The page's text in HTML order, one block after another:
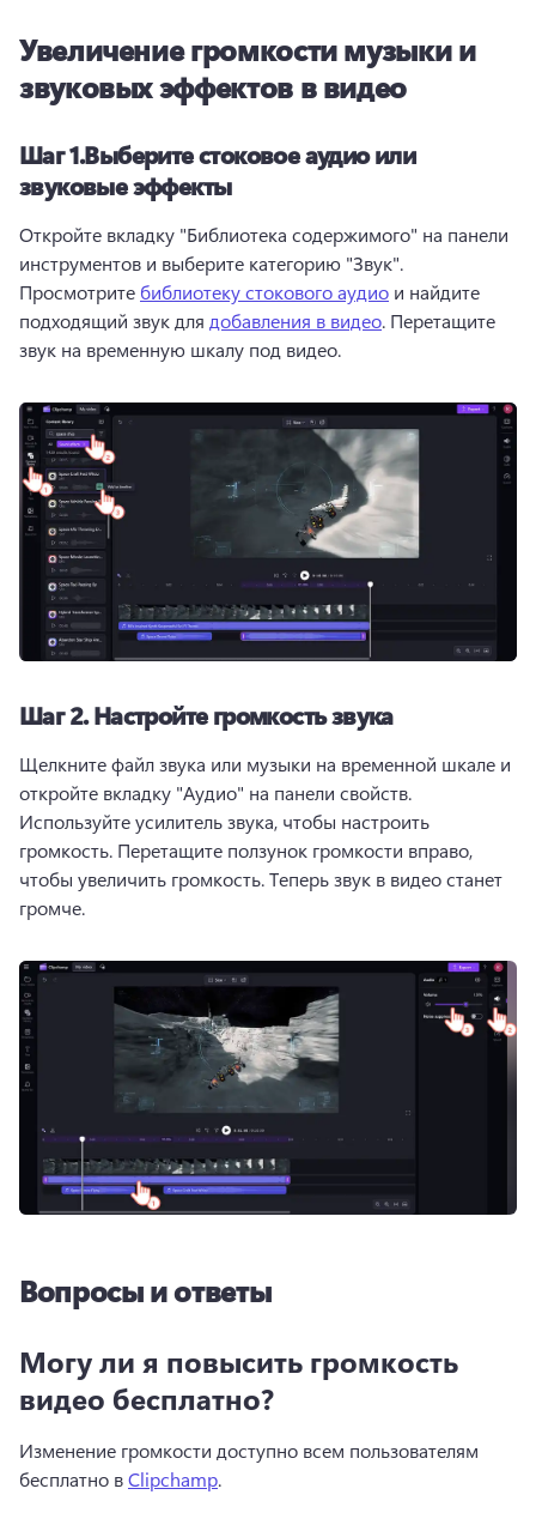
Увеличение громкости музыки и
звуковых эффектов в видео
Шаг 1.Выберите стоковое аудио или
звуковые эффекты
Откройте вкладку "Библиотека содержимого" на панели
Просмотрите библиотеку стокового аудио и найдите
подходящий звук для добавления в видео. Перетащите
звук на временную шкалу под видео.
Шаг 2.Настройте громкость звука
Щелкните файл звука или музыки на временной шкале и
Используйте усилитель звука, чтобы настроить
громкость. Перетащите ползунок громкости вправо,
чтобы увеличить громкость. Теперь звук в видео станет
громче.
Вопросы и ответы
Могу ли я повысить громкость
видео бесплатно?
Изменение громкости доступно всем пользователям
бесплатно в Clipchamp.